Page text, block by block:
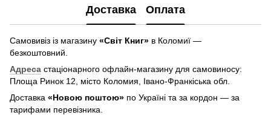
Доставка Оплата
Самовивіз із магазину «Світ Книг» в Коломиї —
безкоштовний.
Адреса стаціонарного офлайн-магазину для самовиносу:
Площа Ринок 12, місто Коломия, Івано-Франкіська обл.
Доставка «Новою поштою» по Україні та за кордон — за
тарифами перевізника.